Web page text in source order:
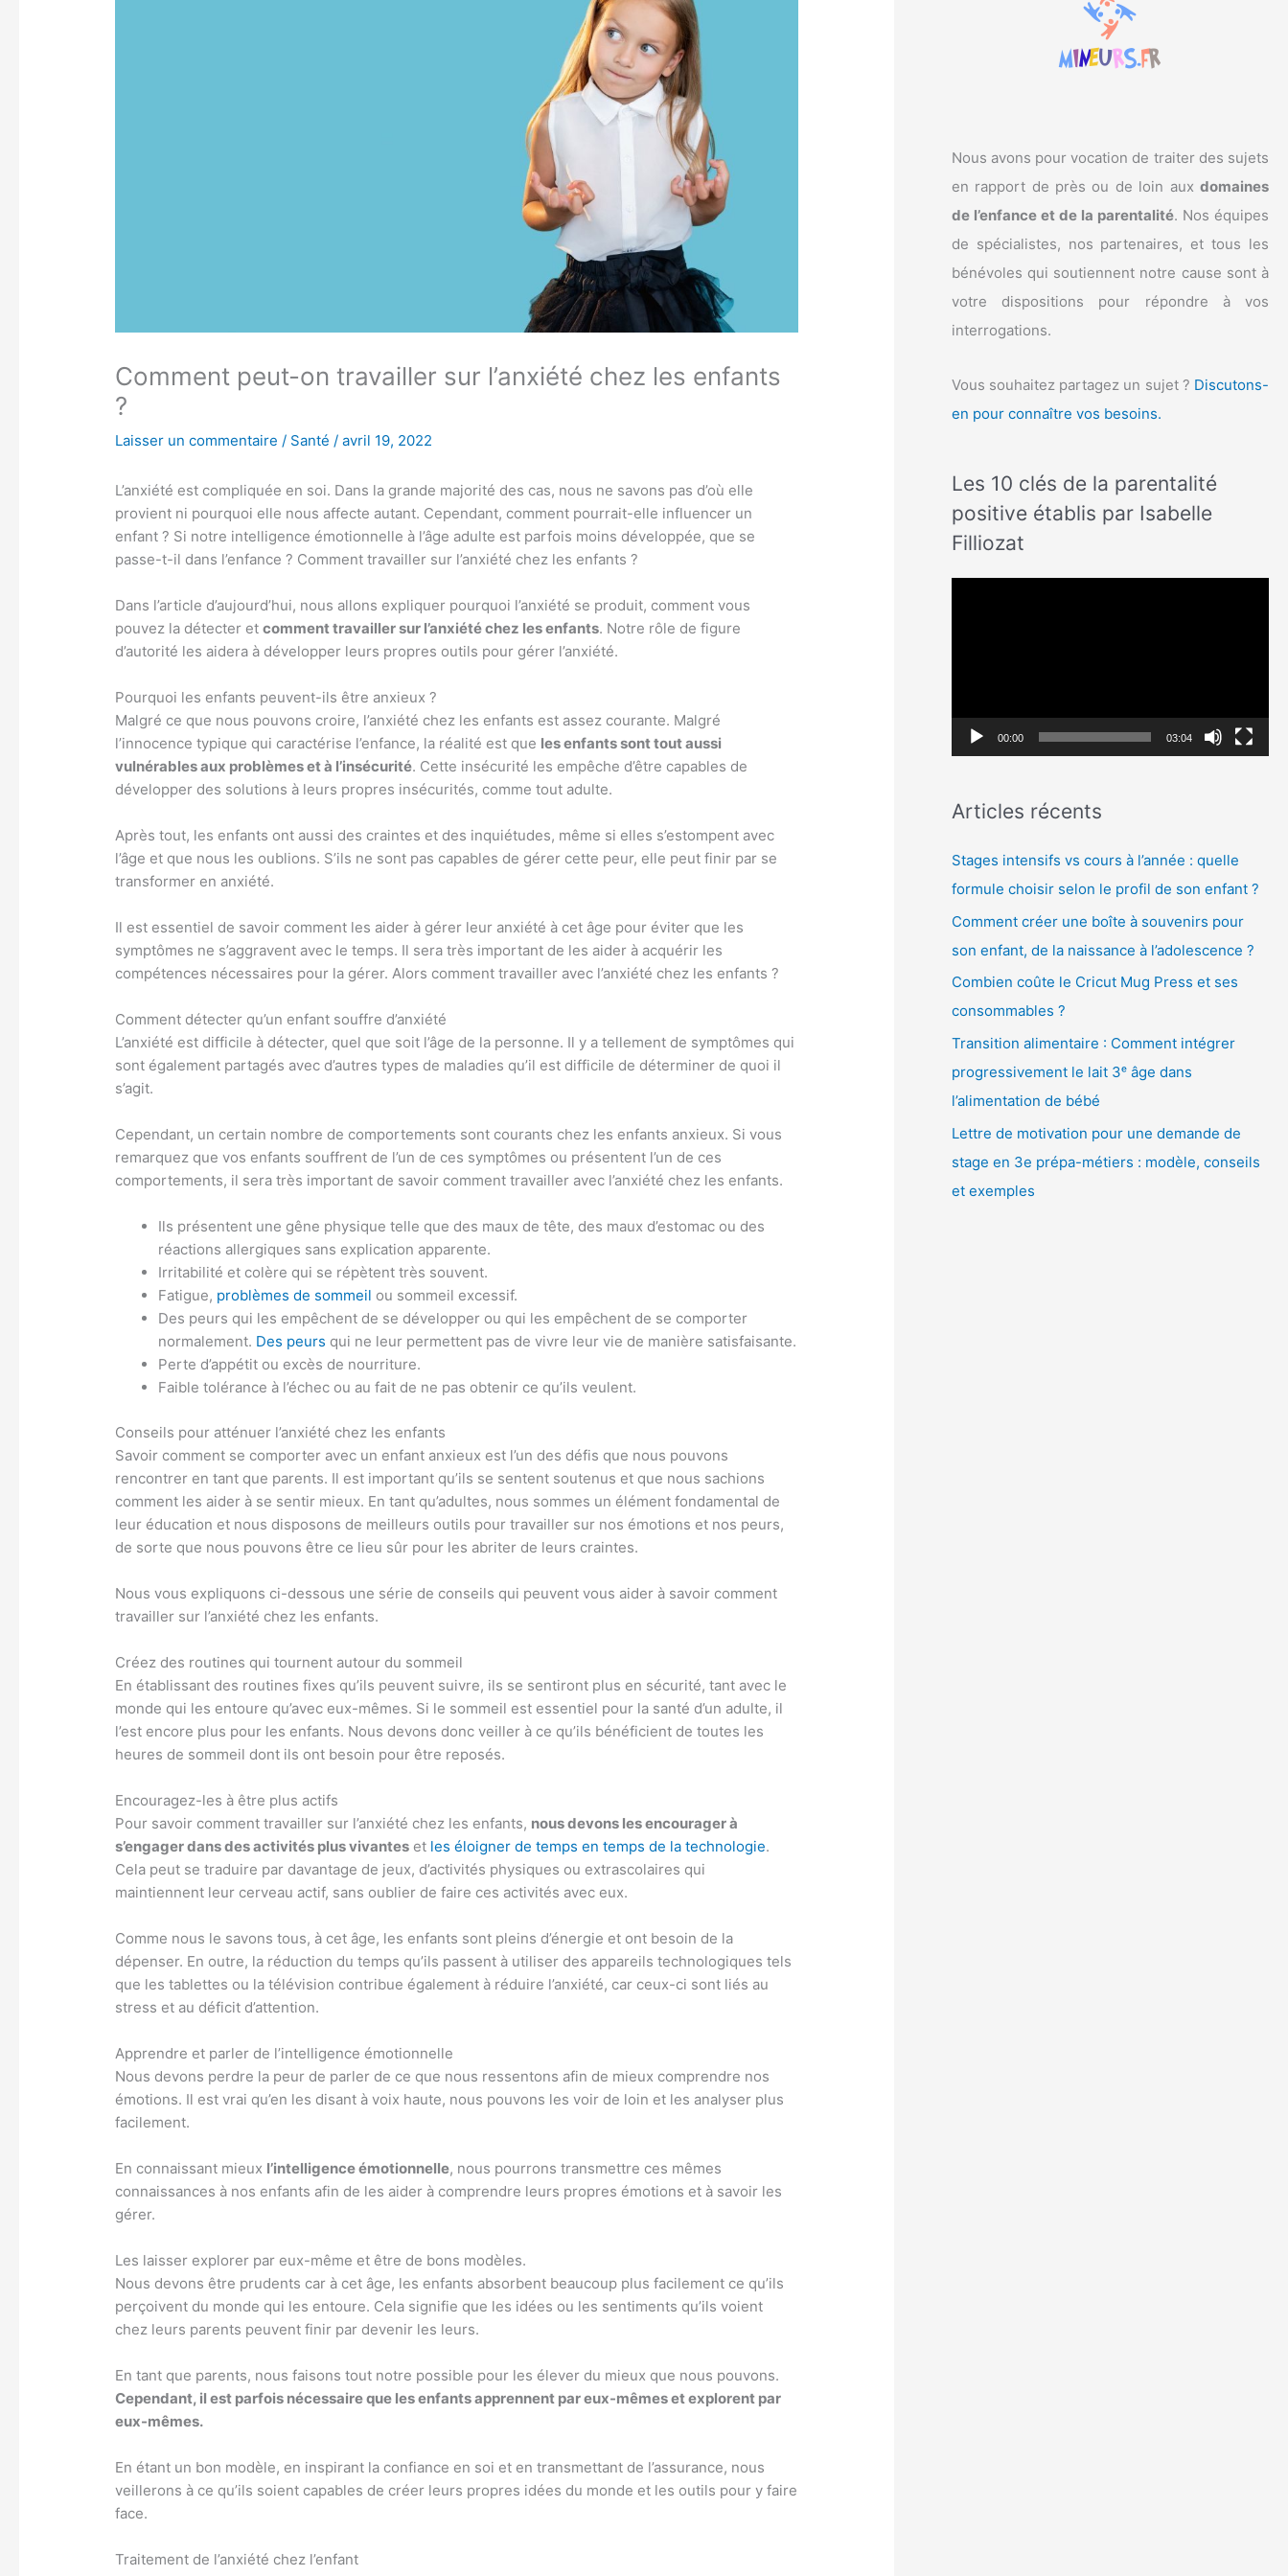
Comment peut-on travailler sur l’anxiété chez les enfants
?
Laisser un commentaire / Santé /avril 19, 2022
L’anxiété est compliquée en soi. Dans la grande majorité des cas, nous ne savons pas d’où elle
provient ni pourquoi elle nous affecte autant. Cependant, comment pourrait-elle influencer un
enfant ? Si notre intelligence émotionnelle à l’âge adulte est parfois moins développée, que se
passe-t-il dans l’enfance ? Comment travailler sur l’anxiété chez les enfants ?
Dans l’article d’aujourd’hui, nous allons expliquer pourquoi l’anxiété se produit, comment vous
pouvez la détecter etcomment travailler sur l’anxiété chez les enfants. Notre rôle de figure
d’autorité les aidera à développer leurs propres outils pour gérer l’anxiété.
Pourquoi les enfants peuvent-ils être anxieux ?
Malgré ce que nous pouvons croire, l’anxiété chez les enfants est assez courante. Malgré
l’innocence typique qui caractérise l’enfance, la réalité est que les enfants sont tout aussi
vulnérables aux problèmes et à l’insécurité. Cette insécurité les empêche d’être capables de
développer des solutions à leurs propres insécurités, comme tout adulte.
Après tout, les enfants ont aussi des craintes et des inquiétudes, même si elles s’estompent avec
l’âge et que nous les oublions. S’ils ne sont pas capables de gérer cette peur, elle peut finir par se
transformer en anxiété.
Il est essentiel de savoir comment les aider à gérer leur anxiété à cet âge pour éviter que les
symptômes ne s’aggravent avec le temps. Il sera très important de les aider à acquérir les
compétences nécessaires pour la gérer. Alors comment travailler avec l’anxiété chez les enfants ?
Comment détecter qu’un enfant souffre d’anxiété
L’anxiété est difficile à détecter, quel que soit l’âge de la personne. Il y a tellement de symptômes qui
sont également partagés avec d’autres types de maladies qu’il est difficile de déterminer de quoi il
s’agit.
Cependant, un certain nombre de comportements sont courants chez les enfants anxieux. Si vous
remarquez que vos enfants souffrent de l’un de ces symptômes ou présentent l’un de ces
comportements, il sera très important de savoir comment travailler avec l’anxiété chez les enfants.
Ils présentent une gêne physique telle que des maux de tête, des maux d’estomac ou des
réactions allergiques sans explication apparente.
Irritabilité et colère qui se répètent très souvent.
Fatigue, problèmes de sommeil ou sommeil excessif.
Des peurs qui les empêchent de se développer ou qui les empêchent de se comporter
normalement. Des peurs qui ne leur permettent pas de vivre leur vie de manière satisfaisante.
Perte d’appétit ou excès de nourriture.
Faible tolérance à l’échec ou au fait de ne pas obtenir ce qu’ils veulent.
Conseils pour atténuer l’anxiété chez les enfants
Savoir comment se comporter avec un enfant anxieux est l’un des défis que nous pouvons
rencontrer en tant que parents. Il est important qu’ils se sentent soutenus et que nous sachions
comment les aider à se sentir mieux. En tant qu’adultes, nous sommes un élément fondamental de
leur éducation et nous disposons de meilleurs outils pour travailler sur nos émotions et nos peurs,
de sorte que nous pouvons être ce lieu sûr pour les abriter de leurs craintes.
Nous vous expliquons ci-dessous une série de conseils qui peuvent vous aider à savoir comment
travailler sur l’anxiété chez les enfants.
Créez des routines qui tournent autour du sommeil
En établissant des routines fixes qu’ils peuvent suivre, ils se sentiront plus en sécurité, tant avec le
monde qui les entoure qu’avec eux-mêmes. Si le sommeil est essentiel pour la santé d’un adulte, il
l’est encore plus pour les enfants. Nous devons donc veiller à ce qu’ils bénéficient de toutes les
heures de sommeil dont ils ont besoin pour être reposés.
Encouragez-les à être plus actifs
Pour savoir comment travailler sur l’anxiété chez les enfants, nous devons les encourager à
s’engager dans des activités plus vivantes et les éloigner de temps en temps de la technologie.
Cela peut se traduire par davantage de jeux, d’activités physiques ou extrascolaires qui
maintiennent leur cerveau actif, sans oublier de faire ces activités avec eux.
Comme nous le savons tous, à cet âge, les enfants sont pleins d’énergie et ont besoin de la
dépenser. En outre, la réduction du temps qu’ils passent à utiliser des appareils technologiques tels
que les tablettes ou la télévision contribue également à réduire l’anxiété, car ceux-ci sont liés au
stress et au déficit d’attention.
Apprendre et parler de l’intelligence émotionnelle
Nous devons perdre la peur de parler de ce que nous ressentons afin de mieux comprendre nos
émotions. Il est vrai qu’en les disant à voix haute, nous pouvons les voir de loin et les analyser plus
facilement.
En connaissant mieux l’intelligence émotionnelle, nous pourrons transmettre ces mêmes
connaissances à nos enfants afin de les aider à comprendre leurs propres émotions et à savoir les
gérer.
Les laisser explorer par eux-même et être de bons modèles.
Nous devons être prudents car à cet âge, les enfants absorbent beaucoup plus facilement ce qu’ils
perçoivent du monde qui les entoure. Cela signifie que les idées ou les sentiments qu’ils voient
chez leurs parents peuvent finir par devenir les leurs.
En tant que parents, nous faisons tout notre possible pour les élever du mieux que nous pouvons.
Cependant, il est parfois nécessaire que les enfants apprennent par eux-mêmes et explorent par
eux-mêmes.
En étant un bon modèle, en inspirant la confiance en soi et en transmettant de l’assurance, nous
veillerons à ce qu’ils soient capables de créer leurs propres idées du monde et les outils pour y faire
face.
Traitement de l’anxiété chez l’enfant
Nous avons pour vocation de traiter des sujets
en rapport de près ou de loin aux domaines
de l’enfance et de la parentalité. Nos équipes
de spécialistes, nos partenaires, et tous les
bénévoles qui soutiennent notre cause sont à
votre dispositions pour répondre à vos
interrogations.
Vous souhaitez partagez un sujet ? Discutons-
en pour connaître vos besoins.
Les 10 clés de la parentalité
positive établis par Isabelle
Filliozat
i
00:00 03:04
Articles récents
Stages intensifs vs cours à l’année : quelle
formule choisir selon le profil de son enfant ?
Comment créer une boîte à souvenirs pour
son enfant, de la naissance à l’adolescence ?
Combien coûte le Cricut Mug Press et ses
consommables ?
Transition alimentaire : Comment intégrer
progressivement le lait 3ᵉ âge dans
l’alimentation de bébé
Lettre de motivation pour une demande de
stage en 3e prépa-métiers : modèle, conseils
et exemples